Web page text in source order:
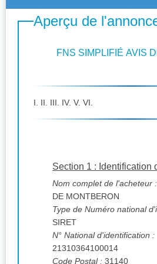
Aperçu de
FNS SIMPLIFIÉ AVIS
I. II. III. IV. V. VI.
Section 1 : Identification
Nom complet de l'acheteur :
DE MONTBERON
Type de Numéro national
SIRET
N° National d'identification :
21310364100014
Code Postal : 31140